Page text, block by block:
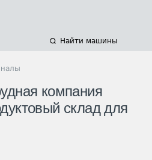
Найти машины
компания
склад для